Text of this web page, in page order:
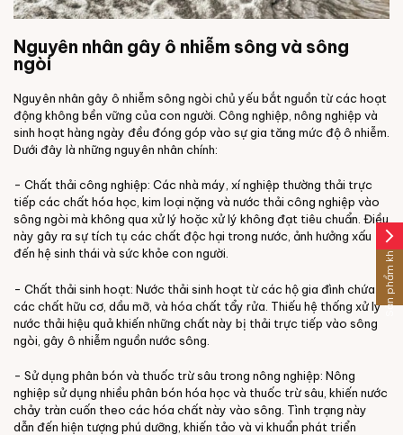
Nguyên nhân gây ô nhiễm sông và sông
ngòi
Nguyên nhân gây ô nhiễm sông ngòi chủ yếu bắt nguồn từ các hoạt
động không bền vững của con người. Công nghiệp, nông nghiệp và
sinh hoạt hàng ngày đều đóng góp vào sự gia tăng mức độ ô nhiễm.
Dưới đây là những nguyên nhân chính:
- Chất thải công nghiệp: Các nhà máy, xí nghiệp thường thải trực
tiếp các chất hóa học, kim loại nặng và nước thải công nghiệp vào
sông ngòi mà không qua xử lý hoặc xử lý không đạt tiêu chuẩn. Điều
này gây ra sự tích tụ các chất độc hại trong nước, ảnh hưởng xấu
đến hệ sinh thái và sức khỏe con người.
- Chất thải sinh hoạt: Nước thải sinh hoạt từ các hộ gia đình chứa
các chất hữu cơ, dầu mỡ, và hóa chất tẩy rửa. Thiếu hệ thống xử lý
nước thải hiệu quả khiến những chất này bị thải trực tiếp vào sông
ngòi, gây ô nhiễm nguồn nước sông.
- Sử dụng phân bón và thuốc trừ sâu trong nông nghiệp: Nông
nghiệp sử dụng nhiều phân bón hóa học và thuốc trừ sâu, khiến nước
chảy tràn cuốn theo các hóa chất này vào sông. Tình trạng này
dẫn đến hiện tượng phú dưỡng, khiến tảo và vi khuẩn phát triển
arrow_forward_ios
Sản phẩm khác